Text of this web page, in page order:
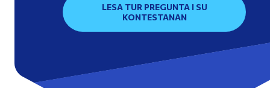
LESA TUR PREGUNTA I SU
KONTESTANAN